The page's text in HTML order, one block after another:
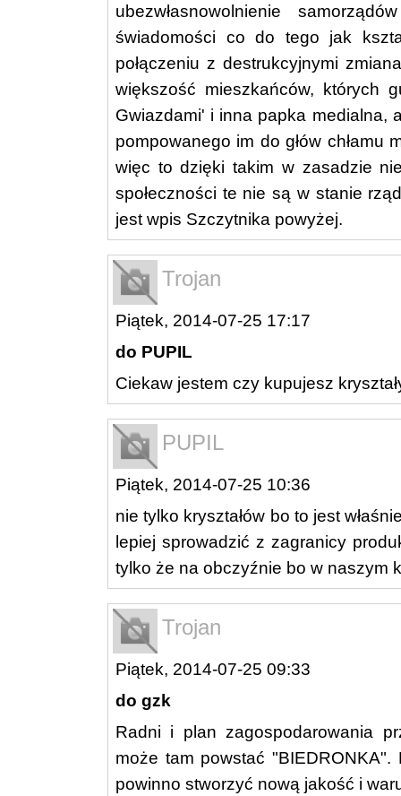
ubezwłasnowolnienie
świadomości co do tego jak
połączeniu z destrukcyjnymi
większość mieszkańców, których
Gwiazdami' i inna papka medialna,
pompowanego im do głów chłamu
więc to dzięki takim w zasadzie
społeczności te nie są w stanie
jest wpis Szczytnika powyżej.
Trojan
Piątek, 2014-07-25 17:17
do PUPIL
Ciekaw jestem czy kupujesz
PUPIL
Piątek, 2014-07-25 10:36
nie tylko kryształów bo to jest
lepiej sprowadzić z zagranicy
tylko że na obczyźnie bo w naszym
Trojan
Piątek, 2014-07-25 09:33
do gzk
Radni i plan zagospodarowania
może tam powstać
powinno stworzyć nową jakość i